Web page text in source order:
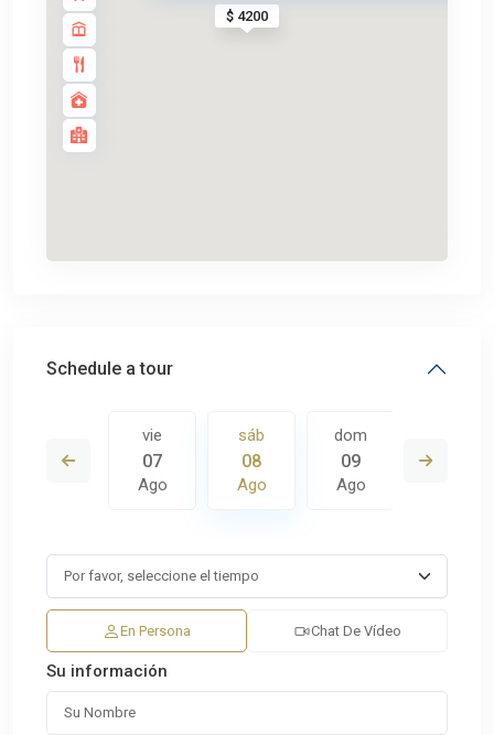
$ 4200
Schedule a tour
16
vie
07
Ago
sáb
08
Ago
dom
09
Ago
En Persona Chat De Vídeo
Su información